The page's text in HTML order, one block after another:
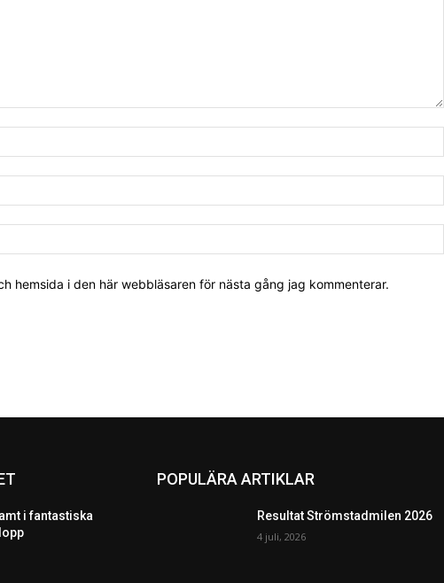
hemsida i den här webbläsaren för nästa gång jag kommenterar.
i fantastiska
POPULÄRA ARTIKLAR
Resultat Strömstadmilen 2026
4 juli, 2026